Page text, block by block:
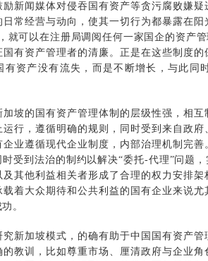
闻媒体对侵吞国有资产等贪污腐败嫌疑
常经营与动向，使其一切行为都暴露在
就可以在注册局调阅任何一家国企的资产
有资产管理者的清廉。正是在这些制度
有资产没有流失，而是不断增长，与此同
的国有资产管理体制的层级性强，相互
运行，遵循明确的规则，同时受到来自政
业遵循现代企业制度，内部治理机制完
受到法治的制约以解决“委托-代理”问题
其他利益相关者形成了合理的权力安排
着大众期待和公共利益的国有企业来说
。
加坡模式，的确有助于中国国有资产管
教训，比如尊重市场、厘清政府与企业